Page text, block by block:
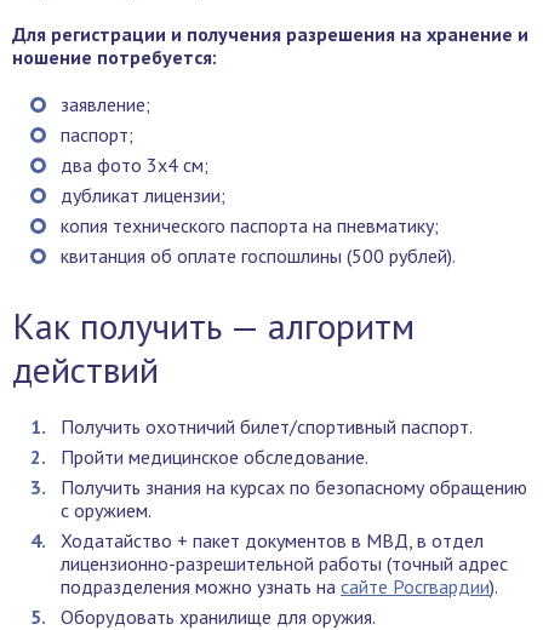
Для регистрации и получения разрешения на хранение и
ношение потребуется:
заявление;
паспорт;
два фото 3х4 см;
дубликат лицензии;
копия технического паспорта на пневматику;
квитанция об оплате госпошлины (500 рублей).
Как получить — алгоритм
действий
Получить охотничий билет/спортивный паспорт.
Пройти медицинское обследование.
Получить знания на курсах по безопасному обращению
с оружием.
Ходатайство + пакет документов в МВД, в отдел
лицензионно-разрешительной работы (точный адрес
подразделения можно узнать на сайте Росгвардии).
Оборудовать хранилище для оружия.